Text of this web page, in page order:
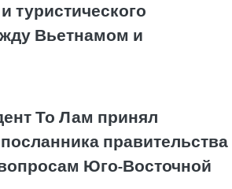
туристического
Вьетнамом и
То Лам принял
правительства
Юго-Восточной